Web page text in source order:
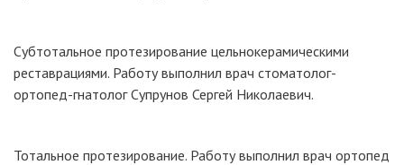
Субтотальное протезирование цельнокерамическими
реставрациями. Работу выполнил врач стоматолог-
ортопед-гнатолог Супрунов Сергей Николаевич.
Тотальное протезирование. Работу выполнил врач ортопед